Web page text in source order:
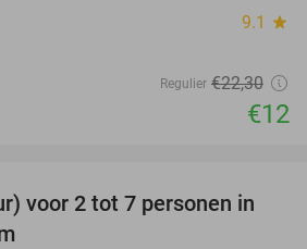
9.1 star
Regulier €22,30
€12
43%
voor 2 tot 7 personen in